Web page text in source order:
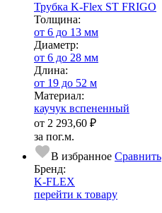
Трубка K-Flex ST FRIGO
Тол­щи­на:
от 6 до 13 мм
Диаметр:
от 6 до 28 мм
Длина:
от 19 до 52 м
Ма­­те­­ри­­ал:
каучук вспененный
от 2 293,60 ₽
за пог.м.
В избранное Сравнить
Бренд:
K-FLEX
перейти к товару